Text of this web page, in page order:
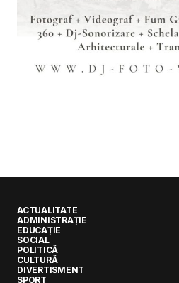
ACTUALITATE
ADMINISTRAȚIE
EDUCAȚIE
SOCIAL
POLITICĂ
CULTURĂ
DIVERTISMENT
SPORT